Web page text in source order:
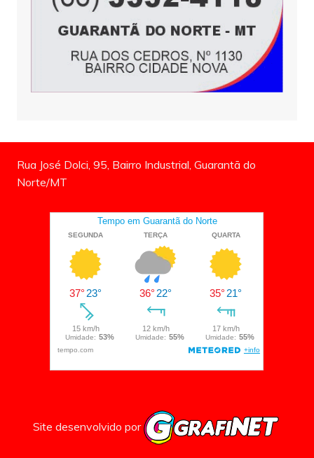
Rua José Dolci, 95, Bairro Industrial, Guarantã do
Norte/MT
Site desenvolvido por